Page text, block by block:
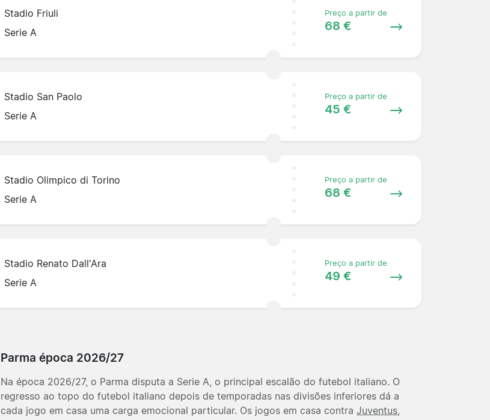
Stadio Friuli
Serie A
Preço a partir de
68 €
Stadio San Paolo
Serie A
Preço a partir de
45 €
Stadio Olimpico di Torino
Serie A
Preço a partir de
68 €
Stadio Renato Dall'Ara
Serie A
Preço a partir de
49 €
Parma época 2026/27
Na época 2026/27, o Parma disputa a Serie A, o principal escalão do futebol italiano. O
regresso ao topo do futebol italiano depois de temporadas nas divisões inferiores dá a
cada jogo em casa uma carga emocional particular. Os jogos em casa contra Juventus